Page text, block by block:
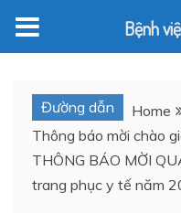
contentĐường dẫn Home
Thông báo mời chào
THÔNG BÁO MỜI
trang phục y tế năm
Bệnh